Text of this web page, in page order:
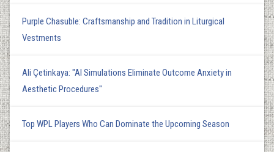
Purple Chasuble: Craftsmanship and Tradition in Liturgical
Vestments
Ali Çetinkaya: "AI Simulations Eliminate Outcome Anxiety in
Aesthetic Procedures"
Top WPL Players Who Can Dominate the Upcoming Season